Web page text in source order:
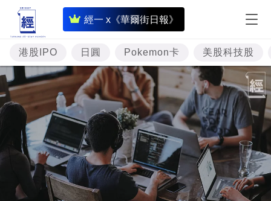
經一 x《華爾街日報》
即
時
財
經
專
題
投
資
樓
市
港股IPO 日圓 Pokemon卡 美股科技股